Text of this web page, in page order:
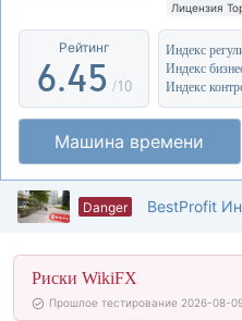
Лицензия
Регион
Высокие
Рейтинг
5
6
7
8
9
.
3
4
5
6
7
8
9
4
5
6
7
8
9
/10
Индекс
Машина времени
Danger
Риски WikiFX
Прошлое тестирование 2026-08-